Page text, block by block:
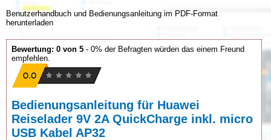
Benutzerhandbuch und Bedienungsanleitung im PDF-Format
herunterladen
Bewertung: 0 von 5 - 0% der Befragten würden das einem Freund
empfehlen.
Bedienungsanleitung für Huawei
Reiselader 9V 2A QuickCharge inkl. micro
USB Kabel AP32